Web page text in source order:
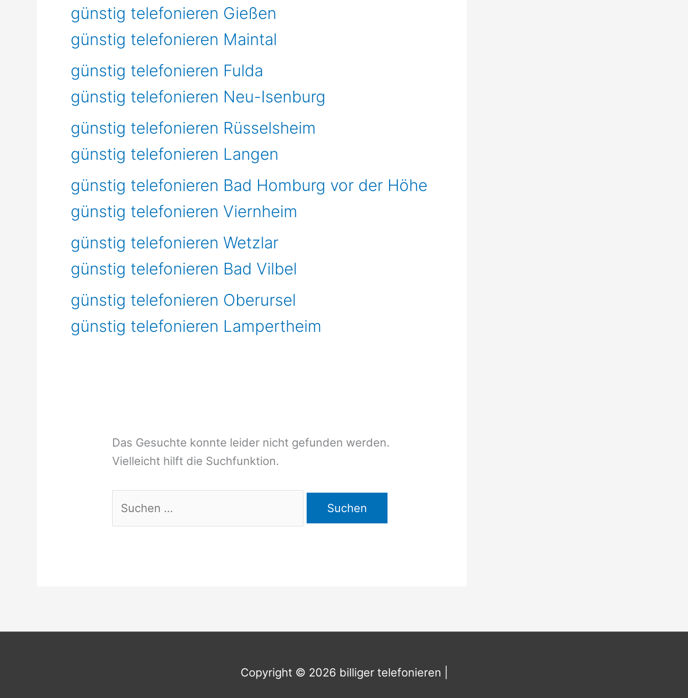
günstig telefonieren Gießen
günstig telefonieren Maintal
günstig telefonieren Fulda
günstig telefonieren Neu-Isenburg
günstig telefonieren Rüsselsheim
günstig telefonieren Langen
günstig telefonieren Bad Homburg vor der Höhe
günstig telefonieren Viernheim
günstig telefonieren Wetzlar
günstig telefonieren Bad Vilbel
günstig telefonieren Oberursel
günstig telefonieren Lampertheim
Das Gesuchte konnte leider nicht gefunden werden.
Vielleicht hilft die Suchfunktion.
nach:
Copyright © 2026 billiger telefonieren